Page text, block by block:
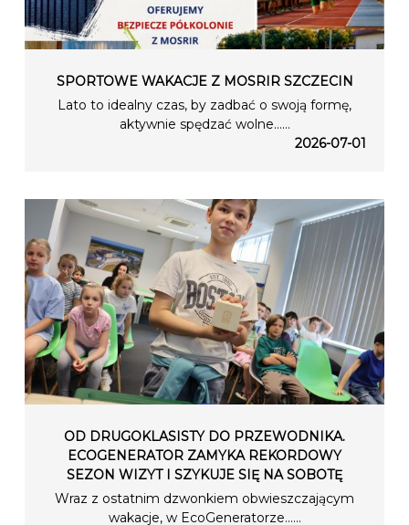
SPORTOWE WAKACJE Z MOSRIR SZCZECIN
Lato to idealny czas, by zadbać o swoją formę,
aktywnie spędzać wolne…...
2026-07-01
OD DRUGOKLASISTY DO PRZEWODNIKA.
ECOGENERATOR ZAMYKA REKORDOWY
SEZON WIZYT I SZYKUJE SIĘ NA SOBOTĘ
Wraz z ostatnim dzwonkiem obwieszczającym
wakacje, w EcoGeneratorze…...